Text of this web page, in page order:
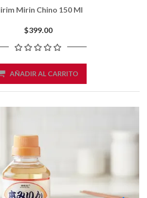
Mirin Chino 150 Ml
$399.00
AÑADIR AL CARRITO